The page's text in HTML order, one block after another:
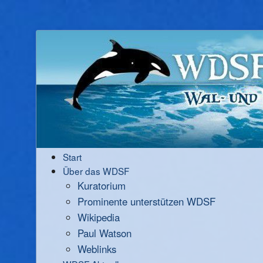
Start
Über das WDSF
Kuratorium
Prominente unterstützen WDSF
Wikipedia
Paul Watson
Weblinks